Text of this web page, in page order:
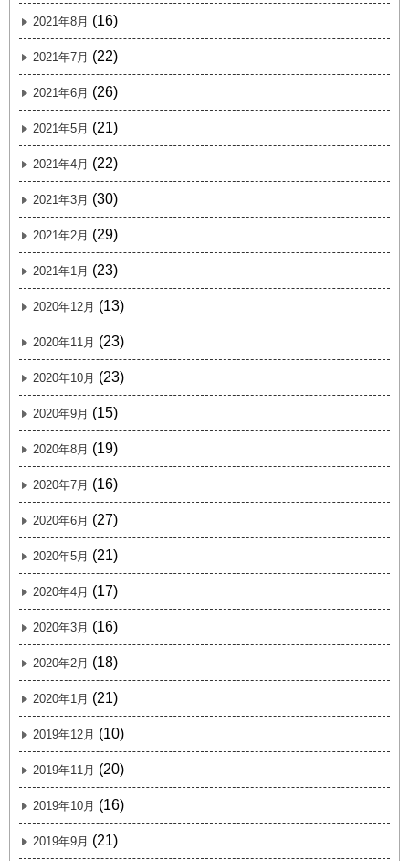
2021年8月 (16)
2021年7月 (22)
2021年6月 (26)
2021年5月 (21)
2021年4月 (22)
2021年3月 (30)
2021年2月 (29)
2021年1月 (23)
2020年12月 (13)
2020年11月 (23)
2020年10月 (23)
2020年9月 (15)
2020年8月 (19)
2020年7月 (16)
2020年6月 (27)
2020年5月 (21)
2020年4月 (17)
2020年3月 (16)
2020年2月 (18)
2020年1月 (21)
2019年12月 (10)
2019年11月 (20)
2019年10月 (16)
2019年9月 (21)